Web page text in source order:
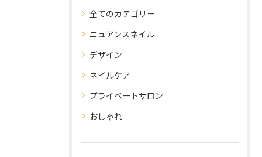
全てのカテゴリー
ニュアンスネイル
デザイン
ネイルケア
プライベートサロン
おしゃれ